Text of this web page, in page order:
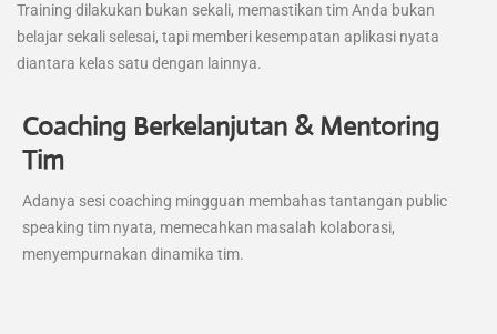
Training dilakukan bukan sekali, memastikan tim Anda bukan
belajar sekali selesai, tapi memberi kesempatan aplikasi nyata
diantara kelas satu dengan lainnya.
Coaching Berkelanjutan & Mentoring
Tim
Adanya sesi coaching mingguan membahas tantangan public
speaking tim nyata, memecahkan masalah kolaborasi,
menyempurnakan dinamika tim.